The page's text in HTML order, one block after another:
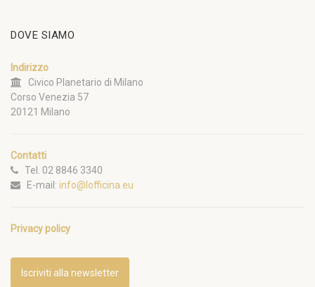
DOVE SIAMO
Indirizzo
Civico Planetario di Milano
Corso Venezia 57
20121 Milano
Contatti
Tel. 02 8846 3340
E-mail: info@lofficina.eu
Privacy policy
Iscriviti alla newsletter